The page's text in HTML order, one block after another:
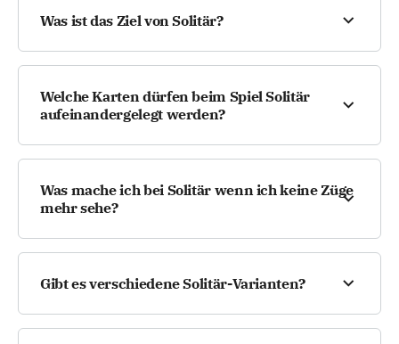
Was ist das Ziel von Solitär?
Das Ziel von Solitär ist es, alle Karten in vier
nach Farben und in aufsteigender Reihenfolge
von Ass bis König zu sortieren.
Welche Karten dürfen beim Spiel Solitär
aufeinandergelegt werden?
In der Spielfläche dürfen Karten abwechselnder
übereinandergelegt werden (z. B. eine rote 6 auf
eine schwarze 7). Auf den Fundament-Stapeln
dagegen müssen Karten derselben Farbe in
Was mache ich bei Solitär wenn ich keine Züge
mehr sehe?
Sie können die Karten beim Klondike Solitär vom
verwenden, um neue Züge zu ermöglichen.
Wenn Sie trotzdem feststecken, überprüfen Sie
nochmal genau alle Spalten – manchmal
Gibt es verschiedene Solitär-Varianten?
Ja! Neben Klondike Solitär (der bekanntesten